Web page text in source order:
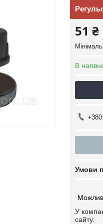
51 ₴
В
У
сайту.